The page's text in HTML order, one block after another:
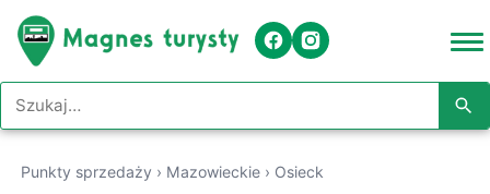
Szukaj w serwisie
Punkty sprzedaży › Mazowieckie › Osieck